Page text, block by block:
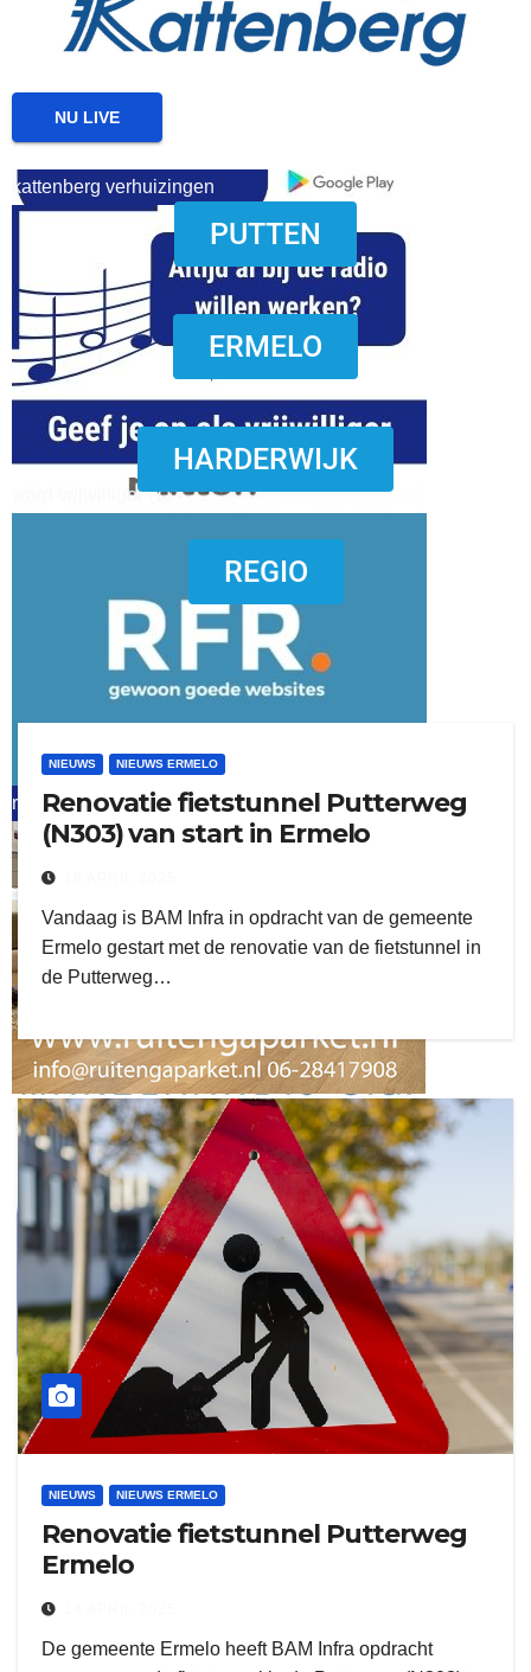
download onzze App
word vrijwilliger (1)
zielman
delangekortland
kattenberg verhuizingen
word vrijwilliger (1)
refreshed webdesign putten
ruitengaparket
download onzze App
NU LIVE
PUTTEN
ERMELO
HARDERWIJK
REGIO
NIEUWS NIEUWS ERMELO
Renovatie fietstunnel Putterweg
(N303) van start in Ermelo
Vandaag is BAM Infra in opdracht van de gemeente
Ermelo gestart met de renovatie van de fietstunnel in
de Putterweg…
NIEUWS NIEUWS ERMELO
Renovatie fietstunnel Putterweg
Ermelo
De gemeente Ermelo heeft BAM Infra opdracht